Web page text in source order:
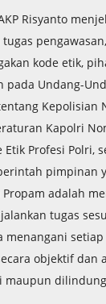
Risyanto
kode etik,
pada Undang-
Kepolisian
Kapolri
Etik Profesi Polri,
pimpinan
adalah
tugas
menangani
objektif dan
maupun